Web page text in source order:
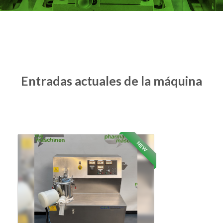
Entradas actuales de la máquina
NEW